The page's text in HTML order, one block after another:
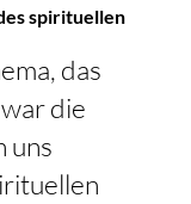
spirituellen
das
die
uns